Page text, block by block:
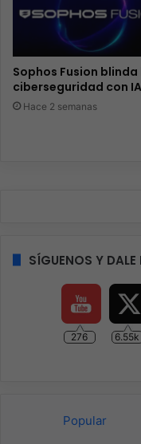
Sophos Fusion blinda
ciberseguridad con IA
Hace 2 semanas
SÍGUENOS Y
276 6.55k
Popular